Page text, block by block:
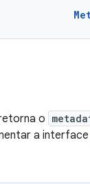
o
a interface